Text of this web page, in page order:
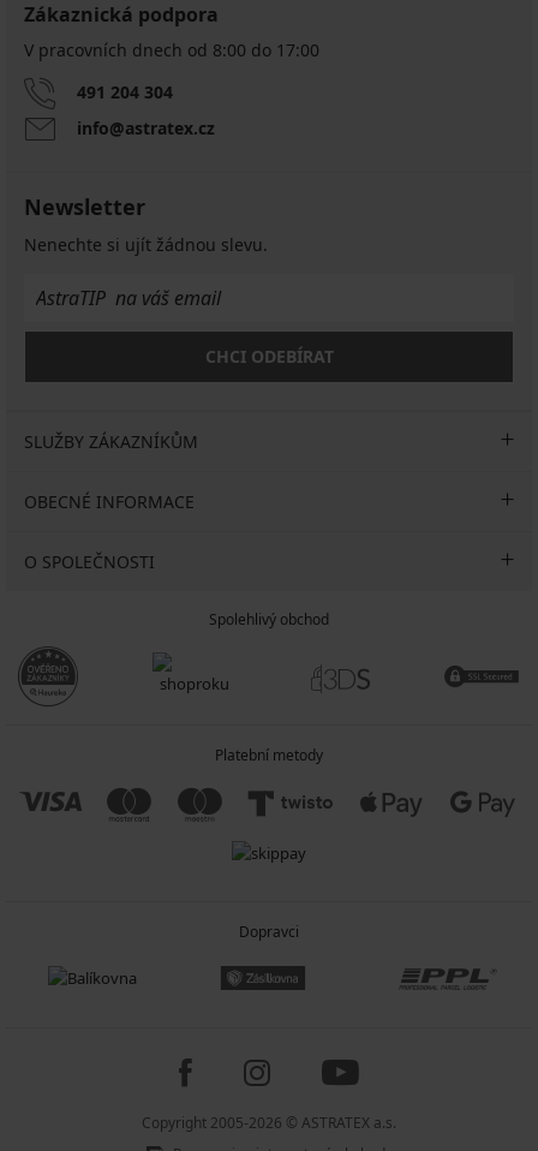
Zákaznická podpora
V pracovních dnech od 8:00 do 17:00
491 204 304
info@astratex.cz
Newsletter
Nenechte si ujít žádnou slevu.
CHCI ODEBÍRAT
SLUŽBY ZÁKAZNÍKŮM
OBECNÉ INFORMACE
O SPOLEČNOSTI
Spolehlivý obchod
Platební metody
Dopravci
Copyright 2005-2026 © ASTRATEX a.s.